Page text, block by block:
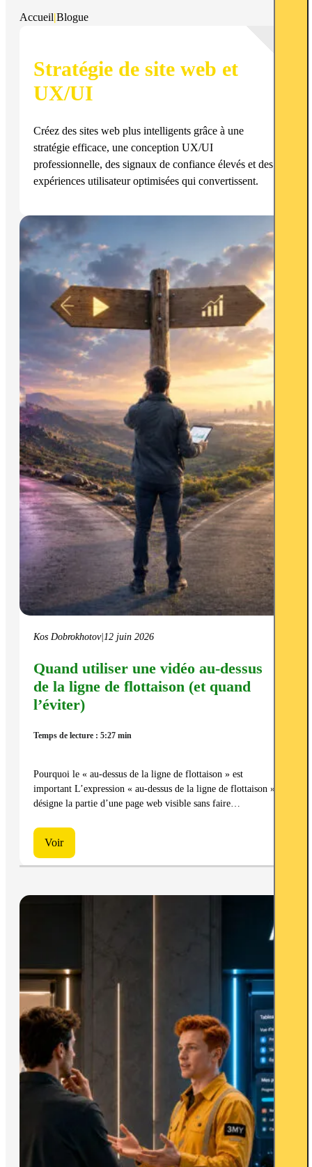
Accueil|Blogue
Stratégie de site web et
UX/UI
Créez des sites web plus intelligents grâce à une
stratégie efficace, une conception UX/UI
professionnelle, des signaux de confiance élevés et des
expériences utilisateur optimisées qui convertissent.
Kos Dobrokhotov| 12 juin 2026
Quand utiliser une vidéo au-dessus
de la ligne de flottaison (et quand
l’éviter)
Temps de lecture : 5:27 min
Pourquoi le « au-dessus de la ligne de flottaison » est
important L’expression « au-dessus de la ligne de flottaison »
désigne la partie d’une page web visible sans faire…
Voir